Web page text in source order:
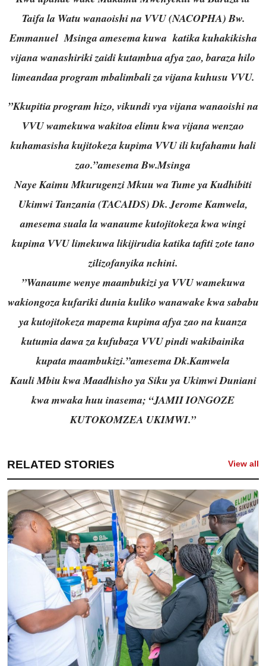
Taifa la Watu wanaoishi na VVU (NACOPHA) Bw.
Emmanuel Msinga amesema kuwa katika kuhakikisha
vijana wanashiriki zaidi kutambua afya zao, baraza hilo
limeandaa program mbalimbali za vijana kuhusu VVU.
”Kkupitia program hizo, vikundi vya vijana wanaoishi na
VVU wamekuwa wakitoa elimu kwa vijana wenzao
kuhamasisha kujitokeza kupima VVU ili kufahamu hali
zao.”amesema Bw.Msinga
Naye Kaimu Mkurugenzi Mkuu wa Tume ya Kudhibiti
Ukimwi Tanzania (TACAIDS) Dk. Jerome Kamwela,
amesema suala la wanaume kutojitokeza kwa wingi
kupima VVU limekuwa likijirudia katika tafiti zote tano
zilizofanyika nchini.
”Wanaume wenye maambukizi ya VVU wamekuwa
wakiongoza kufariki dunia kuliko wanawake kwa sababu
ya kutojitokeza mapema kupima afya zao na kuanza
kutumia dawa za kufubaza VVU pindi wakibainika
kupata maambukizi.”amesema Dk.Kamwela
Kauli Mbiu kwa Maadhisho ya Siku ya Ukimwi Duniani
kwa mwaka huu inasema; “JAMII IONGOZE
KUTOKOMZEA UKIMWI.”
RELATED STORIES View all